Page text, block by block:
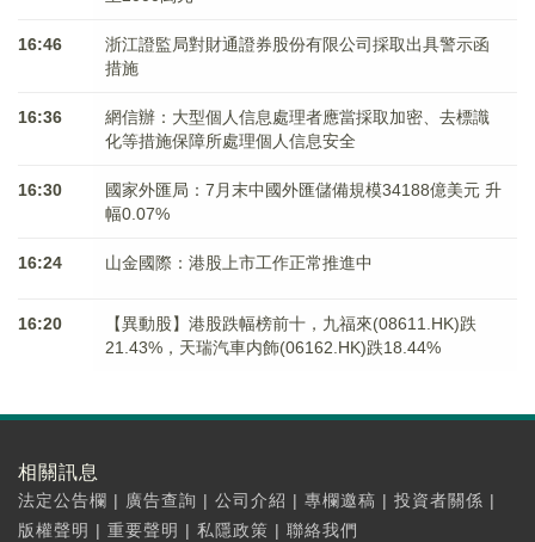
16:46
浙江證監局對財通證券股份有限公司採取出具警示函
措施
16:36
網信辦：大型個人信息處理者應當採取加密、去標識
化等措施保障所處理個人信息安全
16:30
國家外匯局：7月末中國外匯儲備規模34188億美元 升
幅0.07%
16:24 山金國際：港股上市工作正常推進中
16:20
【異動股】港股跌幅榜前十，九福來(08611.HK)跌
21.43%，天瑞汽車内飾(06162.HK)跌18.44%
相關訊息
法定公告欄 | 廣告查詢 | 公司介紹 | 專欄邀稿 | 投資者關係 |
版權聲明 | 重要聲明 | 私隱政策 | 聯絡我們